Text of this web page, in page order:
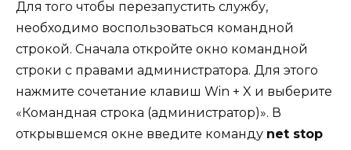
Для того чтобы перезапустить службу,
необходимо воспользоваться командной
строкой. Сначала откройте окно командной
строки с правами администратора. Для этого
нажмите сочетание клавиш Win + X и выберите
«Командная строка (администратор)». В
открывшемся окне введите команду net stop